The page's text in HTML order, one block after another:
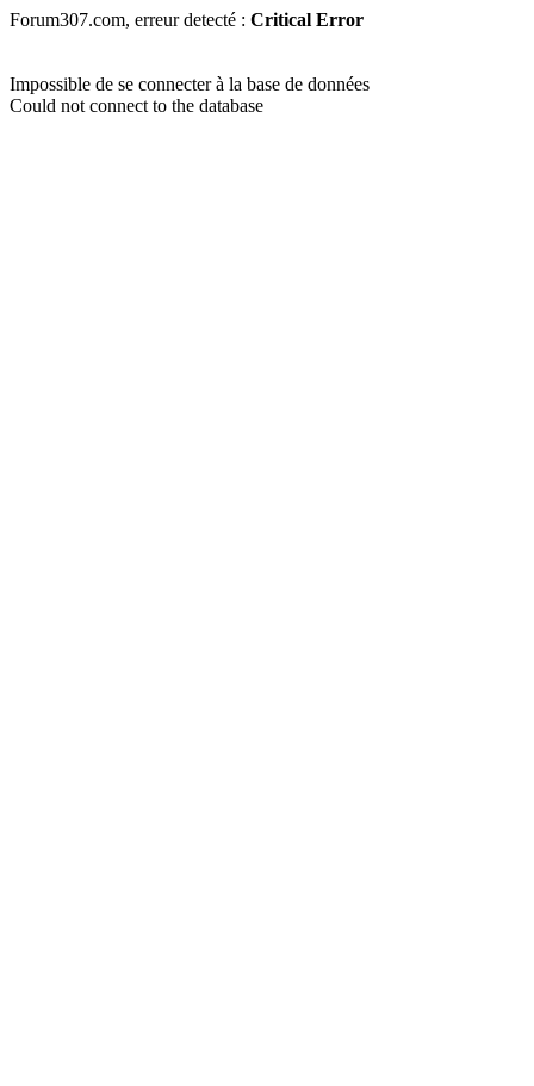
Forum307.com, erreur detecté : Critical Error
Impossible de se connecter à la base de données
Could not connect to the database